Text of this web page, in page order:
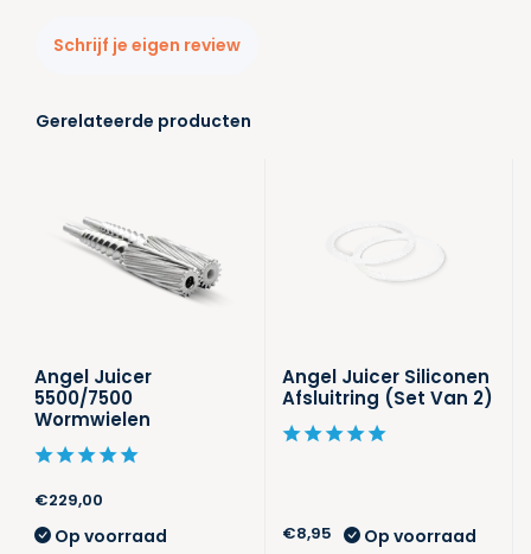
Schrijf je eigen review
Gerelateerde producten
Angel Juicer
5500/7500
Wormwielen
€229,00
Op voorraad
Angel Juicer Siliconen
Afsluitring (Set Van 2)
€8,95 Op voorraad